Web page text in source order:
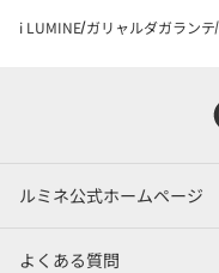
i LUMINE ガリャルダガランテ
ルミネ公式ホームページ
よくある質問